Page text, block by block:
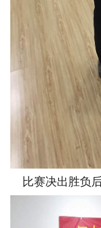
比赛决出胜负后